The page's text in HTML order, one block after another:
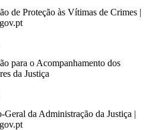
de Proteção às Vítimas de Crimes |
para o Acompanhamento dos
da Justiça
Geral da Administração da Justiça |